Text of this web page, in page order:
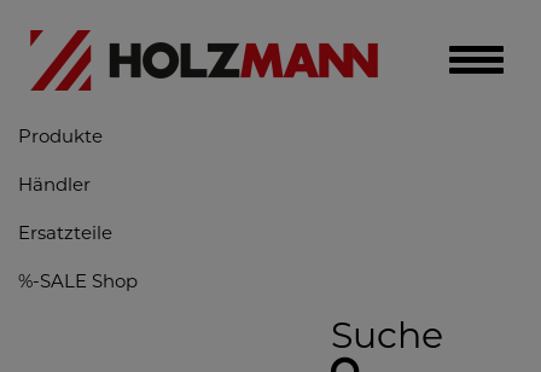
Toggle
Produkte
Händler
Ersatzteile
%-SALE Shop
Suche